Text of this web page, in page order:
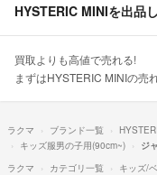
HYSTERIC MINIを出品
買取よりも高値で売れる!
まずはHYSTERIC MINIの売
ラクマ ブランド一覧
キッズ服男の子用(90cm~)
ジ
ラクマ
カテゴリ一覧 キッズ/